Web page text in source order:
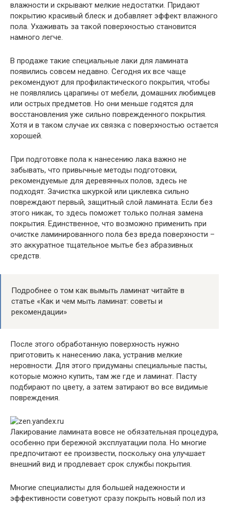
влажности и скрывают мелкие недостатки. Придают
покрытию красивый блеск и добавляет эффект влажного
пола. Ухаживать за такой поверхностью становится
намного легче.
В продаже такие специальные лаки для ламината
появились совсем недавно. Сегодня их все чаще
рекомендуют для профилактического покрытия, чтобы
не появлялись царапины от мебели, домашних любимцев
или острых предметов. Но они меньше годятся для
восстановления уже сильно поврежденного покрытия.
Хотя и в таком случае их связка с поверхностью остается
хорошей.
При подготовке пола к нанесению лака важно не
забывать, что привычные методы подготовки,
рекомендуемые для деревянных полов, здесь не
подходят. Зачистка шкуркой или циклевка сильно
повреждают первый, защитный слой ламината. Если без
этого никак, то здесь поможет только полная замена
покрытия. Единственное, что возможно применить при
очистке ламинированного пола без вреда поверхности –
это аккуратное тщательное мытье без абразивных
средств.
Подробнее о том как вымыть ламинат читайте в
статье «Как и чем мыть ламинат: советы и
рекомендации»
После этого обработанную поверхность нужно
приготовить к нанесению лака, устранив мелкие
неровности. Для этого придуманы специальные пасты,
которые можно купить, там же где и ламинат. Пасту
подбирают по цвету, а затем затирают во все видимые
повреждения.
Лакирование ламината вовсе не обязательная процедура,
особенно при бережной эксплуатации пола. Но многие
предпочитают ее произвести, поскольку она улучшает
внешний вид и продлевает срок службы покрытия.
Многие специалисты для большей надежности и
эффективности советуют сразу покрыть новый пол из